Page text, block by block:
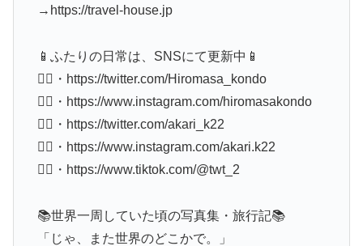
→https://travel-house.jp
📱ふたりの日常は、SNSにて更新中📱
🙋‍♂️・https://twitter.com/Hiromasa_kondo
🙋‍♂️・https://www.instagram.com/hiromasakondo
🙋‍♀️・https://twitter.com/akari_k22
🙋‍♀️・https://www.instagram.com/akari.k22
🙋‍♀️・https://www.tiktok.com/@twt_2
📚世界一周していた頃の写真集・旅行記📚
「じゃ、また世界のどこかで。」